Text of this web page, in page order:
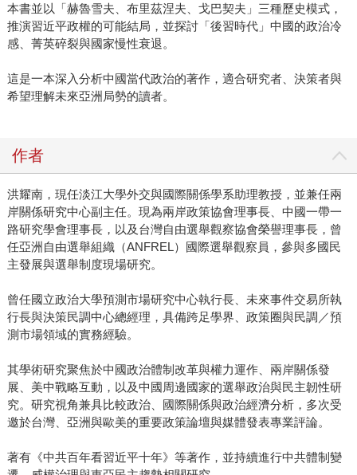
本書並以「赫魯雪夫、布里茲涅夫、戈巴契夫」三種歷史模式，
推演習近平政權的可能結局，並探討「後習時代」中國的政治冷
感、菁英碎裂與國家慢性衰退。
這是一本深入分析中國當代政治的著作，適合研究者、決策者與
希望理解未來亞洲局勢的讀者。
作者
洪耀南，現任淡江大學外交與國際關係學系助理教授，並兼任兩
岸關係研究中心副主任。現為兩岸政策協會理事長、中國一帶一
路研究學會理事長，以及台灣自由選舉觀察協會榮譽理事長，曾
任亞洲自由選舉組織（ANFREL）國際選舉觀察員，參與多國民
主發展與選舉制度現場研究。
曾任國立政治大學預測市場研究中心執行長、未來事件交易所執
行長與決策民調中心總經理，具備跨足學界、政策圈與民調／預
測市場領域的實務經驗。
其學術研究聚焦於中國政治體制改革與權力運作、兩岸關係發
展、美中戰略互動，以及中國周邊國家的選舉政治與民主韌性研
究。研究視角兼具比較政治、國際關係與政治經濟分析，多次受
邀於台灣、亞洲與歐美的重要政策論壇與媒體發表專業評論。
著有《中共百年看習近平十年》等著作，並持續進行中共體制變